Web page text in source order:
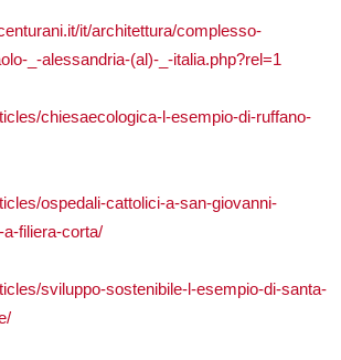
it/architettura/complesso-
_-alessandria-(al)-_-italia.php?rel=1
chiesaecologica-l-esempio-di-ruffano-
ospedali-cattolici-a-san-giovanni-
filiera-corta/
sviluppo-sostenibile-l-esempio-di-santa-